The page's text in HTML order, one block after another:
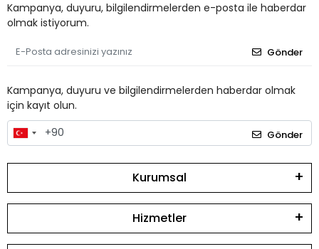
Kampanya, duyuru, bilgilendirmelerden e-posta ile haberdar
olmak istiyorum.
Gönder
Kampanya, duyuru ve bilgilendirmelerden haberdar olmak
için kayıt olun.
Gönder
Kurumsal
Hizmetler